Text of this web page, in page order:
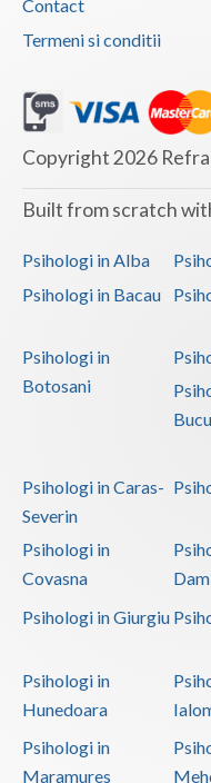
Contact
Termeni si conditii
Copyright 2026
Built from scratch
Psihologi in Alba
Psihologi in Bacau
Psihologi in
Botosani
Psihologi in Caras-
Severin
Psihologi in
Covasna
Psihologi in Giurgiu
Psihologi in
Hunedoara
Psihologi in
Maramures